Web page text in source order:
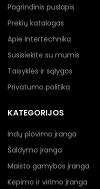
Pagrindinis puslapis
Prekių katalogas
Apie Intertechnika
Susisiekite su mumis
Taisyklės ir sąlygos
Privatumo politika
KATEGORIJOS
Indų plovimo įranga
Šaldymo įranga
Maisto gamybos įranga
Kepimo ir virimo įranga